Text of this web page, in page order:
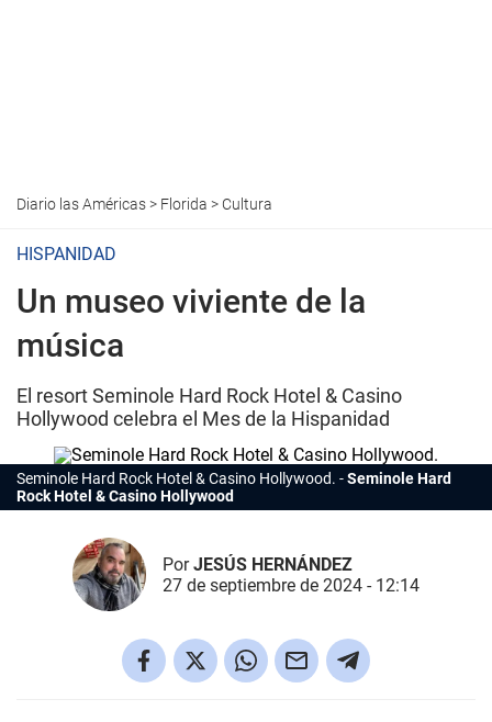
Diario las Américas> Florida > Cultura
HISPANIDAD
Un museo viviente de la
música
El resort Seminole Hard Rock Hotel & Casino
Hollywood celebra el Mes de la Hispanidad
Seminole Hard Rock Hotel & Casino Hollywood.
Seminole Hard
Rock Hotel & Casino Hollywood
PorJESÚS HERNÁNDEZ
27 de septiembre de 2024 - 12:14